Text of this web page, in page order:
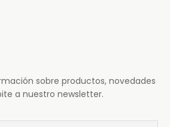
sobre productos, novedades
a nuestro newsletter.